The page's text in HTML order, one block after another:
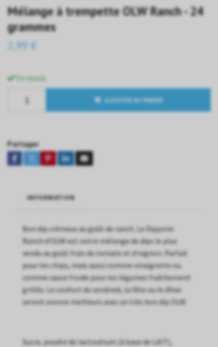
Mélange à trempette OLW Ranch - 24
grammes
2,99 €
En stock.
AJOUTER AU PANIER
Partager
INFORMATION
Bon dip crémeux au goût de ranch. Le Dippmix
Ranch d'OLW est notre mélange de dips le plus
vendu au goût frais de tomate et d'oignon. Parfait
pour les chips, mais aussi comme vinaigrette ou
comme sauce froide pour les légumes fraîchement
grillés. Le confort du vendredi, la fête ou le dîner
seront encore meilleurs avec un très bon dip OLW.
Sucre, poudre de lactosérum (à base de LAIT),